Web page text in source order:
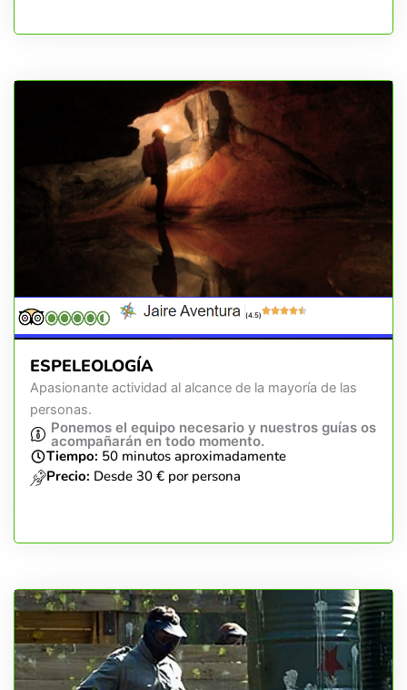
(4.5)
ESPELEOLOGÍA
Apasionante actividad al alcance de la mayoría de las
personas.
Ponemos el equipo necesario y nuestros guías os
acompañarán en todo momento.
Tiempo: 50 minutos aproximadamente
Precio: Desde 30 € por persona